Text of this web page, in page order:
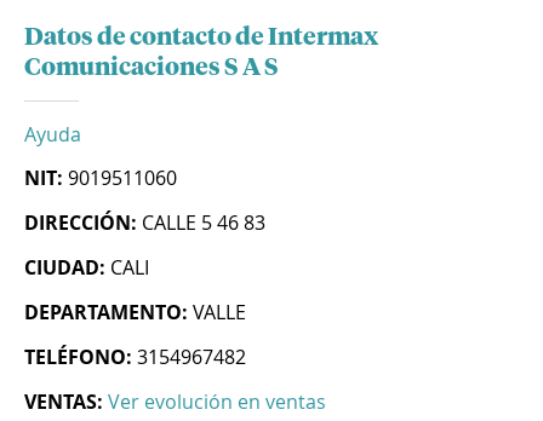
Datos de contacto de Intermax
Comunicaciones S A S
Ayuda
NIT: 9019511060
DIRECCIÓN: CALLE 5 46 83
CIUDAD: CALI
DEPARTAMENTO: VALLE
TELÉFONO: 3154967482
VENTAS: Ver evolución en ventas